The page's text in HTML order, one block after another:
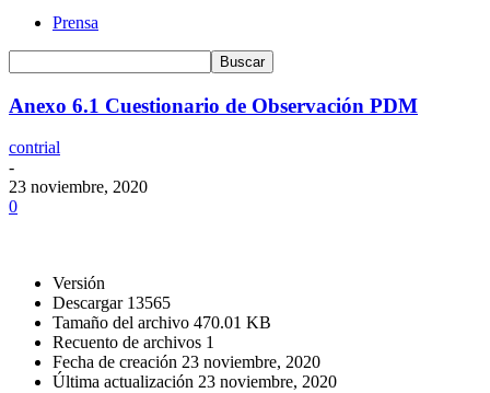
Prensa
Anexo 6.1 Cuestionario de Observación PDM
contrial
-
23 noviembre, 2020
0
Versión
Descargar 13565
Tamaño del archivo 470.01 KB
Recuento de archivos 1
Fecha de creación 23 noviembre, 2020
Última actualización 23 noviembre, 2020